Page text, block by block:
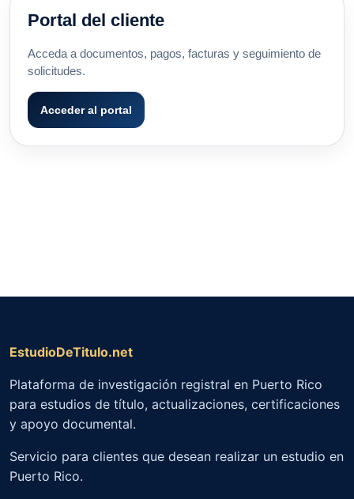
Portal del cliente
Acceda a documentos, pagos, facturas y seguimiento de
solicitudes.
Acceder al portal
EstudioDeTitulo.net
Plataforma de investigación registral en Puerto Rico
para estudios de título, actualizaciones, certificaciones
y apoyo documental.
Servicio para clientes que desean realizar un estudio en
Puerto Rico.